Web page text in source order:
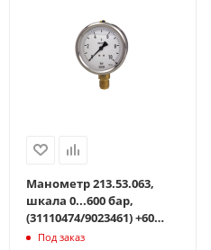
Манометр 213.53.063,
шкала 0...600 бар,
(31110474/9023461) +60
град С, радиальный
Под заказ